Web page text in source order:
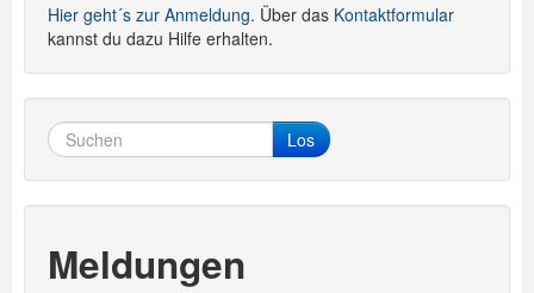
Hier geht´s zur Anmeldung. Über das Kontaktformular
kannst du dazu Hilfe erhalten.
Los
Meldungen